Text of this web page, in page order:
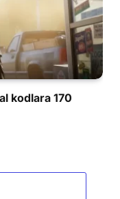
kodlara 170